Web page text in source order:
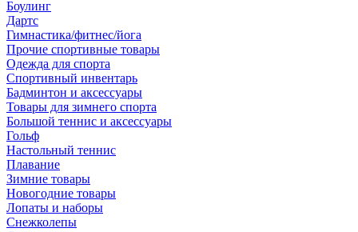
Боулинг
Дартс
Гимнастика/фитнес/йога
Прочие спортивные товары
Одежда для спорта
Спортивный инвентарь
Бадминтон и аксессуары
Товары для зимнего спорта
Большой теннис и аксессуары
Гольф
Настольный теннис
Плавание
Зимние товары
Новогодние товары
Лопаты и наборы
Снежколепы